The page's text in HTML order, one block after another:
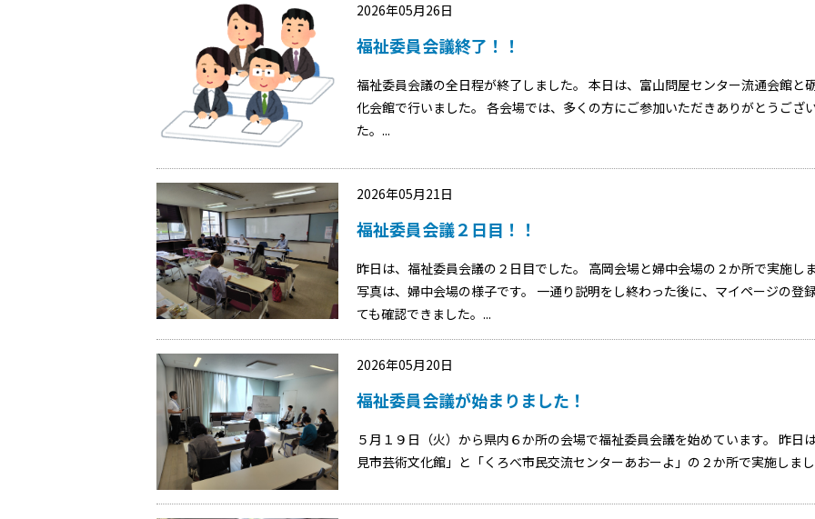
2026年05月26日
福祉委員会議終了！！
福祉委員会議の全日程が終了しました。 本日は、富山問屋センター流通会館と
化会館で行いました。 各会場では、多くの方にご参加いただきありがとうござ
た。...
2026年05月21日
福祉委員会議２日目！！
昨日は、福祉委員会議の２日目でした。 高岡会場と婦中会場の２か所で実施しま
写真は、婦中会場の様子です。 一通り説明をし終わった後に、マイページの登
ても確認できました。...
2026年05月20日
福祉委員会議が始まりました！
５月１９日（火）から県内６か所の会場で福祉委員会議を始めています。 昨日
見市芸術文化館」と「くろべ市民交流センターあおーよ」の２か所で実施しま